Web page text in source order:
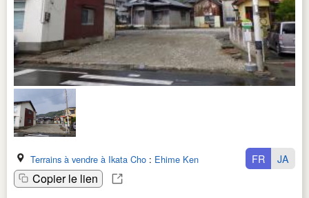
Terrains à vendre à Ikata Cho : Ehime Ken
Copier le lien
FR JA